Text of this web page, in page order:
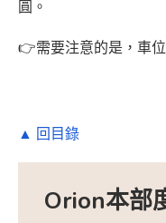
圓。
👉需要注意的是，車
▲ 回目錄
Orion本部